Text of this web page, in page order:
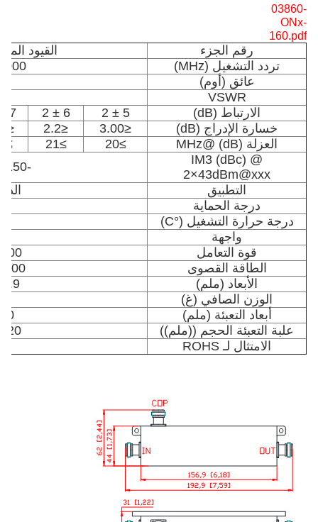
03860-
ONx-
160.pdf
رقم الجزء
القيود
تردد التشغيل (MHz)
350-
عائق (أوم)
VSWR
الارتباط (dB)
5 ± 2
6 ± 2
7 ± 2
خسارة الإدراج (dB)
≤3.00
≤2.2
≤1.7
العزلة (dB) @MHz
≥20
≥21
≥22
IM3 (dBc) @
2×43dBm@xxx
-150/-160/-163/-165
التطبيق
درجة الحماية
درجة حرارة التشغيل (°C)
واجهة
قوة التعامل
200 (واط، أقصى)
الطاقة القصوى
1200 (واط،
الأبعاد (ملم)
44 × 31
الوزن الصافي (غ)
أبعاد التعبئة (ملم)
80 × 35
علبة التعبئة الحجم ((ملم))
420 × 250 × 160
الامتثال لـ ROHS